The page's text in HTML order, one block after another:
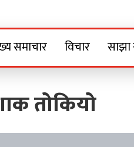
समाचार विचार
तोकियो